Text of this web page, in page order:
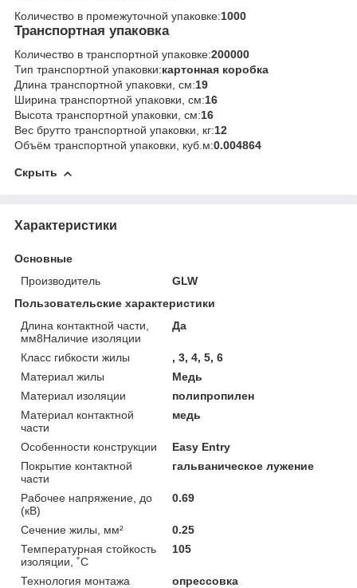
Количество в промежуточной упаковке:1000
Транспортная упаковка
Количество в транспортной упаковке:200000
Тип транспортной упаковки:картонная коробка
Длина транспортной упаковки, см:19
Ширина транспортной упаковки, см:16
Высота транспортной упаковки, см:16
Вес брутто транспортной упаковки, кг:12
Объём транспортной упаковки, куб.м:0.004864
Скрыть
Характеристики
Основные
Производитель
GLW
Пользовательские характеристики
Длина контактной части,
мм8Наличие изоляции
Да
Класс гибкости жилы
, 3, 4, 5, 6
Материал жилы
Медь
Материал изоляции
полипропилен
Материал контактной
части
медь
Особенности конструкции
Easy Entry
Покрытие контактной
части
гальваническое лужение
Рабочее напряжение, до
(кВ)
0.69
Сечение жилы, мм²
0.25
Температурная стойкость
изоляции, ˚С
105
Технология монтажа
опрессовка